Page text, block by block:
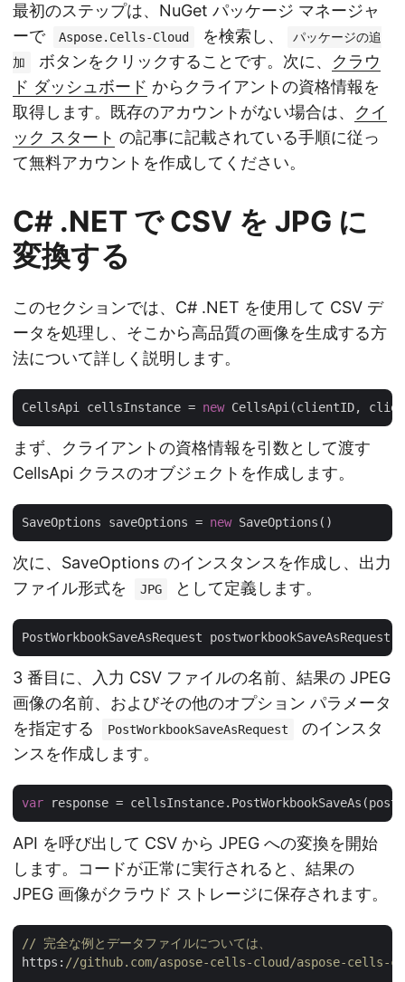
最初のステップは、NuGet パッケージ マネージャ
ーで
Aspose.Cells-Cloud を検索し、
パッケージの追
加
ボタンをクリックすることです。次に、 クラウ
ド ダッシュボード からクライアントの資格情報を
取得します。既存のアカウントがない場合は、 クイ
ック スタート の記事に記載されている手順に従っ
て無料アカウントを作成してください。
C# .NET で CSV を JPG に
変換する
このセクションでは、C# .NET を使用して CSV デ
ータを処理し、そこから高品質の画像を生成する方
法について詳しく説明します。
CellsApi cellsInstance = new
まず、クライアントの資格情報を引数として渡す
CellsApi クラスのオブジェクトを作成します。
SaveOptions saveOptions = new
次に、SaveOptions のインスタンスを作成し、出力
ファイル形式を
JPG として定義します。
PostWorkbookSaveAsRequest postworkbookSaveAsRequest
3 番目に、入力 CSV ファイルの名前、結果の JPEG
画像の名前、およびその他のオプション パラメータ
を指定する
PostWorkbookSaveAsRequest
のインスタ
ンスを作成します。
var
API を呼び出して CSV から JPEG への変換を開始
します。コードが正常に実行されると、結果の
JPEG 画像がクラウド ストレージに保存されます。
// 完全な例とデータファイルについては、
https: //github.com/aspose-cells-cloud/aspose-cells-